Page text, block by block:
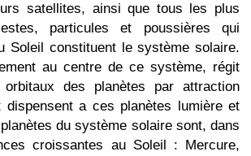
satellites, ainsi que tous les plus
particules et poussières qui
Soleil constituent le système solaire.
au centre de ce système, régit
orbitaux des planètes par attraction
dispensent a ces planètes lumière et
du système solaire sont, dans
croissantes au Soleil : Mercure,